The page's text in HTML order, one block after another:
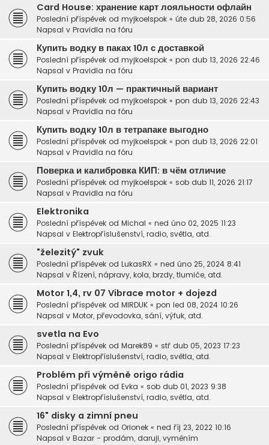
Card House: хранение карт лояльности офлайн
Poslední příspěvek od myjkoelspok « úte dub 28, 2026 0:56
Napsal v Pravidla na fóru
Купить водку в паках 10л с доставкой
Poslední příspěvek od myjkoelspok « pon dub 13, 2026 22:46
Napsal v Pravidla na fóru
Купить водку 10л — практичный вариант
Poslední příspěvek od myjkoelspok « pon dub 13, 2026 22:43
Napsal v Pravidla na fóru
Купить водку 10л в тетрапаке выгодно
Poslední příspěvek od myjkoelspok « pon dub 13, 2026 22:01
Napsal v Pravidla na fóru
Поверка и калибровка КИП: в чём отличие
Poslední příspěvek od myjkoelspok « sob dub 11, 2026 21:17
Napsal v Pravidla na fóru
Elektronika
Poslední příspěvek od Michal « ned úno 02, 2025 11:23
Napsal v Elektropříslušenství, radio, světla, atd.
"železitý" zvuk
Poslední příspěvek od LukasRX « ned úno 25, 2024 8:41
Napsal v Řízení, nápravy, kola, brzdy, tlumiče, atd.
Motor 1,4, rv 07 Vibrace motor + dojezd
Poslední příspěvek od MIRDUK « pon led 08, 2024 10:26
Napsal v Motor, převodovka, sání, výfuk, atd.
svetla na Evo
Poslední příspěvek od Marek89 « stř dub 05, 2023 17:23
Napsal v Elektropříslušenství, radio, světla, atd.
Problém při výměně origo rádia
Poslední příspěvek od Evka « sob dub 01, 2023 9:38
Napsal v Elektropříslušenství, radio, světla, atd.
16" disky a zimní pneu
Poslední příspěvek od Orionek « ned říj 23, 2022 10:16
Napsal v Bazar - prodám, daruji, vyměním